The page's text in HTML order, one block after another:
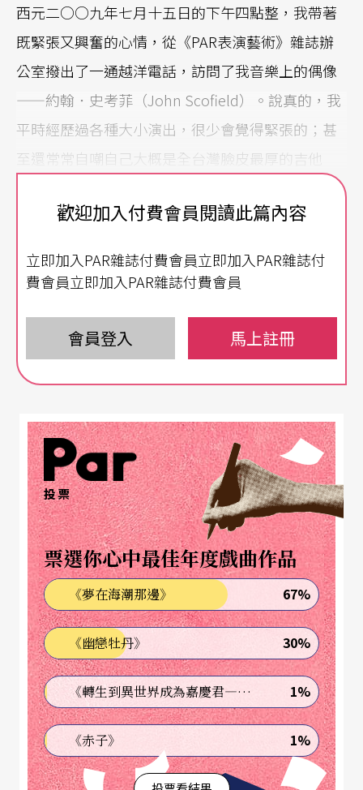
西元二○○九年七月十五日的下午四點整，我帶著
既緊張又興奮的心情，從《PAR表演藝術》雜誌辦
公室撥出了一通越洋電話，訪問了我音樂上的偶像
——約翰．史考菲（John Scofield）。說真的，我
平時經歷過各種大小演出，很少會覺得緊張的；甚
至還常常自嘲自己大概是全台灣臉皮最厚的吉他
手，不知緊張為何物。但是，這天下午，我還真的
亂緊張的，因為我面對的不只是一位爵士吉他大師
展，而他的音樂影響了後來數以萬計的爵士樂手，
克里音樂學院（Berklee College of Music）就讀，
部分原因也是因為約翰．史考菲也曾經就讀過這所
學校，可想而知他對於我影響之深遠。然而，回台
從事音樂工作的這幾年，發覺許多台灣聽眾對於這
位在歐美日韓等地區極為知名的近代爵士吉他大師
的認識並不多，這令我相當的意外。今年兩廳院
「夏日爵士派對」終於邀請到了這位大師來台演
出，我將藉由這個機會，向台灣愛樂者介紹這位爵
士樂發展史上的重要人物。
還沒畢業就踏上職業樂手之路
約翰．史考菲出生於一九五一年美國俄亥俄州，在
康乃迪克州郊區長大，自十一歲開始接觸吉他這種
樂器。與當時大多數的年輕人一樣，最早讓他著迷
的音樂類型並非爵士樂，而是當時最流行的搖滾
樂，例如披頭四的音樂等等。之後，約翰開始愛上
歡迎加入付費會員閱讀此篇內容
立即加入PAR雜誌付費會員立即加入PAR雜誌付
費會員立即加入PAR雜誌付費會員
會員登入 馬上註冊
投票
票選你心中最佳年度戲曲作品
《夢在海潮那邊》 67%
《幽戀牡丹》 30%
《轉生到異世界成為嘉慶君—發現我的祖先是詐騙集團!?》 1%
《赤子》 1%